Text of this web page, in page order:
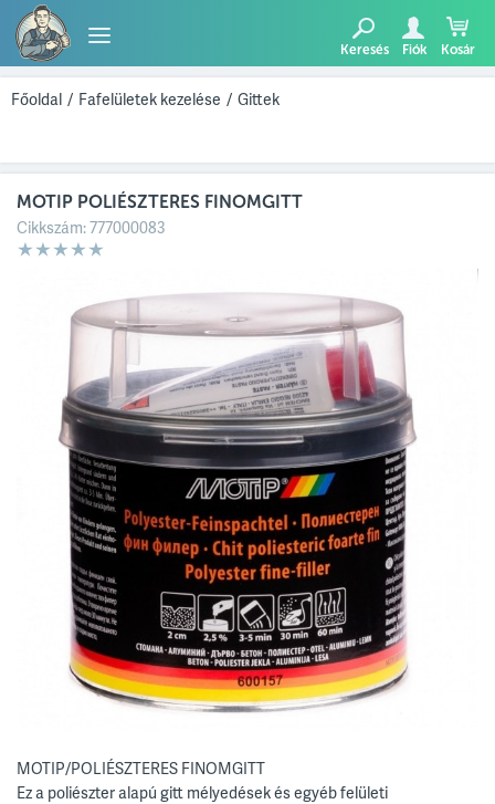
TERMÉKEK
AJÁNLATUNK
Keresés Fiók Kosár
Főoldal / Fafelületek kezelése / Gittek
MOTIP POLIÉSZTERES FINOMGITT
Cikkszám:777000083
MOTIP/POLIÉSZTERES FINOMGITT
Ez a poliészter alapú gitt mélyedések és egyéb felületi